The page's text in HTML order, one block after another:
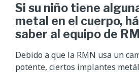
Si su niño tiene
metal en el cuerpo,
saber al equipo de
Debido a que la RMN usa un
potente, ciertos implantes